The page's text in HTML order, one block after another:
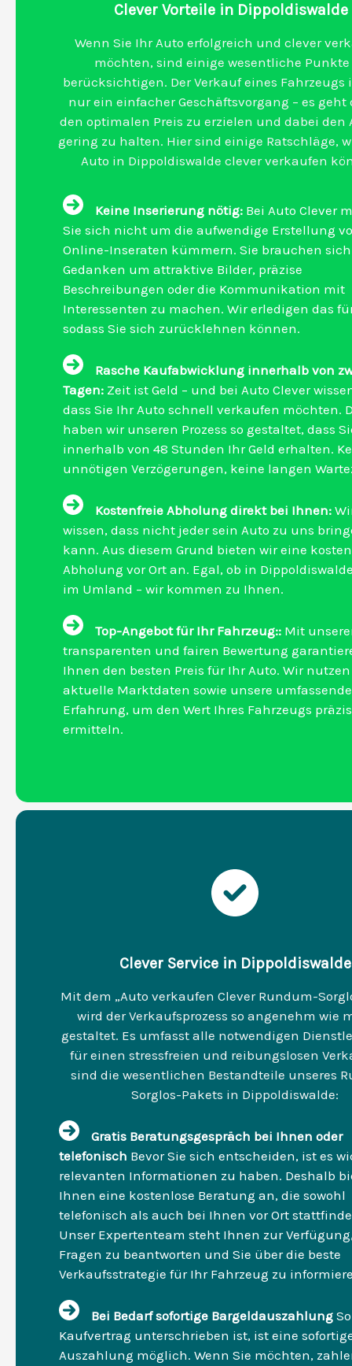
Clever Vorteile in Dippoldiswalde
Wenn Sie Ihr Auto erfolgreich und clever
möchten, sind einige wesentliche Punkte
berücksichtigen. Der Verkauf eines Fahrzeugs
nur ein einfacher Geschäftsvorgang – es geht
den optimalen Preis zu erzielen und dabei den
gering zu halten. Hier sind einige Ratschläge,
Auto in Dippoldiswalde clever verkaufen
Keine Inserierung nötig: Bei Auto Clever
Sie sich nicht um die aufwendige Erstellung
Online-Inseraten kümmern. Sie brauchen
Gedanken um attraktive Bilder, präzise
Beschreibungen oder die Kommunikation mit
Interessenten zu machen. Wir erledigen das
sodass Sie sich zurücklehnen können.
Rasche Kaufabwicklung innerhalb von
Tagen: Zeit ist Geld – und bei Auto Clever
dass Sie Ihr Auto schnell verkaufen möchten.
haben wir unseren Prozess so gestaltet, dass
innerhalb von 48 Stunden Ihr Geld erhalten.
unnötigen Verzögerungen, keine langen
Kostenfreie Abholung direkt bei Ihnen:
wissen, dass nicht jeder sein Auto zu uns
kann. Aus diesem Grund bieten wir eine
Abholung vor Ort an. Egal, ob in
im Umland – wir kommen zu Ihnen.
Top-Angebot für Ihr Fahrzeug:: Mit
transparenten und fairen Bewertung
Ihnen den besten Preis für Ihr Auto. Wir nutzen
aktuelle Marktdaten sowie unsere umfassende
Erfahrung, um den Wert Ihres Fahrzeugs
ermitteln.
Clever Service in Dippoldiswalde
Mit dem „Auto verkaufen Clever Rundum-
wird der Verkaufsprozess so angenehm wie
gestaltet. Es umfasst alle notwendigen
für einen stressfreien und reibungslosen
sind die wesentlichen Bestandteile unseres
Sorglos-Pakets in Dippoldiswalde:
Gratis Beratungsgespräch bei Ihnen oder
telefonisch Bevor Sie sich entscheiden, ist es
relevanten Informationen zu haben. Deshalb
Ihnen eine kostenlose Beratung an, die sowohl
telefonisch als auch bei Ihnen vor Ort
Unser Expertenteam steht Ihnen zur
Fragen zu beantworten und Sie über die beste
Verkaufsstrategie für Ihr Fahrzeug zu
Bei Bedarf sofortige Bargeldauszahlung
Kaufvertrag unterschrieben ist, ist eine
Auszahlung möglich. Wenn Sie möchten,